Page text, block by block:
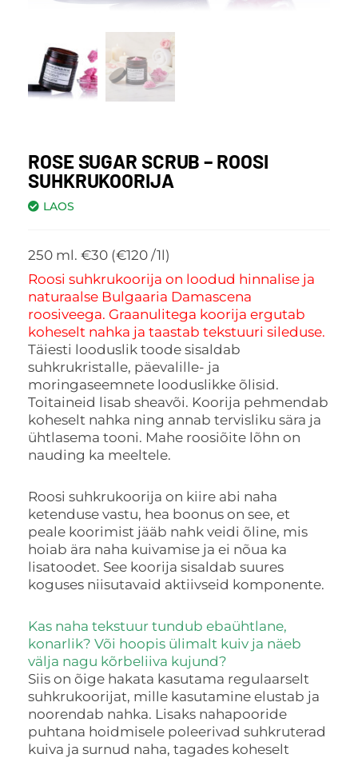
ROSE SUGAR SCRUB – ROOSI
SUHKRUKOORIJA
LAOS
250 ml. €30 (€120 /1l)
Roosi suhkrukoorija on loodud hinnalise ja
naturaalse Bulgaaria Damascena
roosiveega. Graanulitega koorija ergutab
koheselt nahka ja taastab tekstuuri sileduse.
Täiesti looduslik toode sisaldab
suhkrukristalle, päevalille- ja
moringaseemnete looduslikke õlisid.
Toitaineid lisab sheavõi. Koorija pehmendab
koheselt nahka ning annab tervisliku sära ja
ühtlasema tooni. Mahe roosiõite lõhn on
nauding ka meeltele.
Roosi suhkrukoorija on kiire abi naha
ketenduse vastu, hea boonus on see, et
peale koorimist jääb nahk veidi õline, mis
hoiab ära naha kuivamise ja ei nõua ka
lisatoodet. See koorija sisaldab suures
koguses niisutavaid aktiivseid komponente.
Kas naha tekstuur tundub ebaühtlane,
konarlik? Või hoopis ülimalt kuiv ja näeb
välja nagu kõrbeliiva kujund?
Siis on õige hakata kasutama regulaarselt
suhkrukoorijat, mille kasutamine elustab ja
noorendab nahka. Lisaks nahapooride
puhtana hoidmisele poleerivad suhkruterad
kuiva ja surnud naha, tagades koheselt